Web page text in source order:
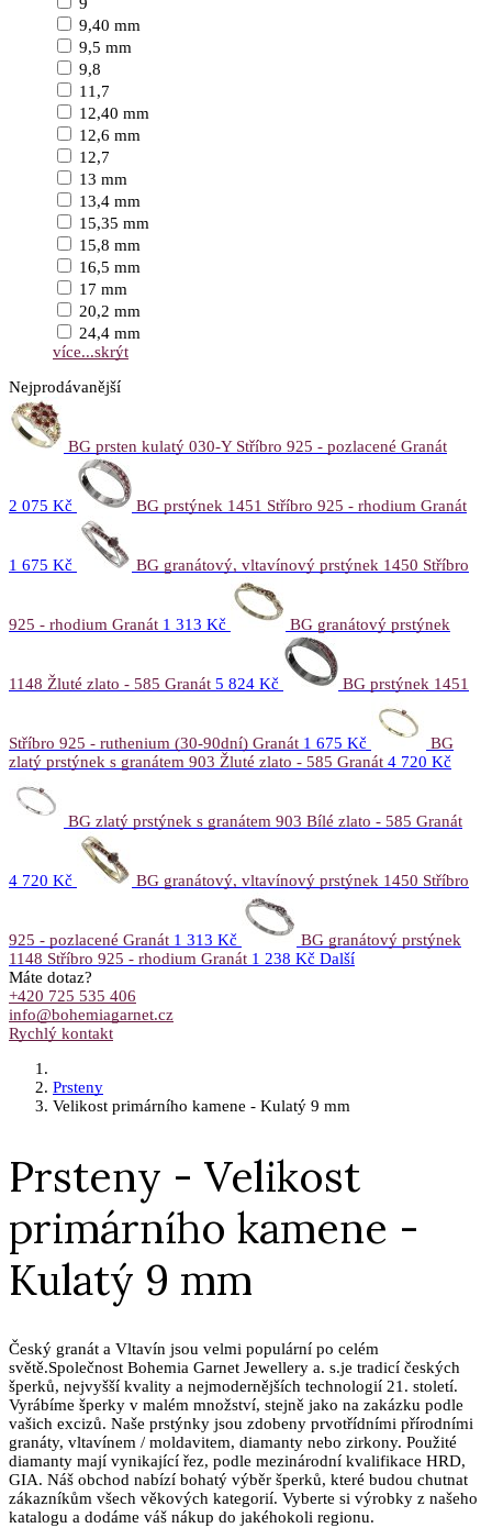
9,40 mm
9,5 mm
9,8
11,7
12,40 mm
12,6 mm
12,7
13 mm
13,4 mm
15,35 mm
15,8 mm
16,5 mm
17 mm
20,2 mm
24,4 mm
více...skrýt
Nejprodávanější
BG prsten kulatý 030-Y Stříbro 925 - pozlacené Granát
2 075 Kč BG prstýnek 1451 Stříbro 925 - rhodium Granát
1 675 Kč BG granátový, vltavínový prstýnek 1450 Stříbro
925 - rhodium Granát 1 313 Kč BG granátový prstýnek
1148 Žluté zlato - 585 Granát 5 824 Kč BG prstýnek 1451
Stříbro 925 - ruthenium (30-90dní) Granát 1 675 Kč
BG
zlatý prstýnek s granátem 903 Žluté zlato - 585 Granát 4 720 Kč
BG zlatý prstýnek s granátem 903 Bílé zlato - 585 Granát
4 720 Kč BG granátový, vltavínový prstýnek 1450 Stříbro
925 - pozlacené Granát 1 313 Kč
BG granátový prstýnek
1148 Stříbro 925 - rhodium Granát 1 238 Kč Další
Máte dotaz?
+420 725 535 406
info@bohemiagarnet.cz
Rychlý kontakt
Prsteny
Velikost primárního kamene - Kulatý 9 mm
Prsteny - Velikost
primárního kamene -
Kulatý 9 mm
Český granát a Vltavín jsou velmi populární po celém
světě.Společnost Bohemia Garnet Jewellery a. s.je tradicí českých
šperků, nejvyšší kvality a nejmodernějších technologií 21. století.
Vyrábíme šperky v malém množství, stejně jako na zakázku podle
vašich excizů. Naše prstýnky jsou zdobeny prvotřídními přírodními
granáty, vltavínem / moldavitem, diamanty nebo zirkony. Použité
diamanty mají vynikající řez, podle mezinárodní kvalifikace HRD,
GIA. Náš obchod nabízí bohatý výběr šperků, které budou chutnat
zákazníkům všech věkových kategorií. Vyberte si výrobky z našeho
katalogu a dodáme váš nákup do jakéhokoli regionu.